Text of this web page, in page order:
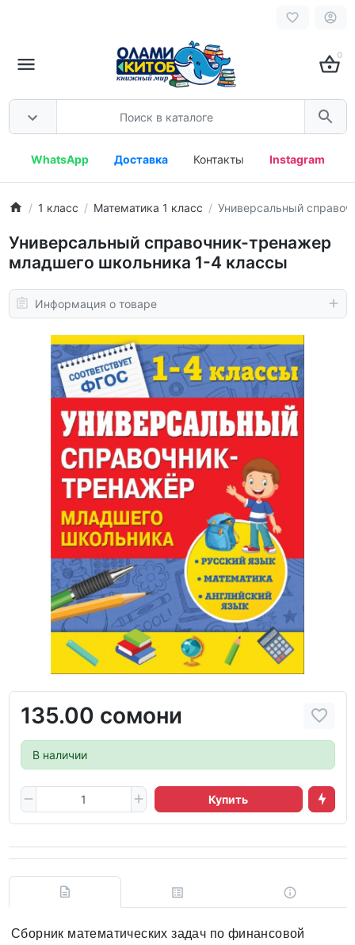
0
WhatsApp Доставка Контакты Instagram
1 класс Математика 1 класс Универсальный
Универсальный справочник-тренажер
младшего школьника 1-4 классы
Информация о товаре
135.00 сомони
В наличии
Купить
Сборник математических задач по финансовой